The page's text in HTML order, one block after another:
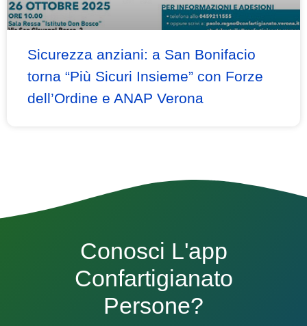
Sicurezza anziani: a San Bonifacio
torna “Più Sicuri Insieme” con Forze
dell’Ordine e ANAP Verona
Conosci L'app
Confartigianato
Persone?